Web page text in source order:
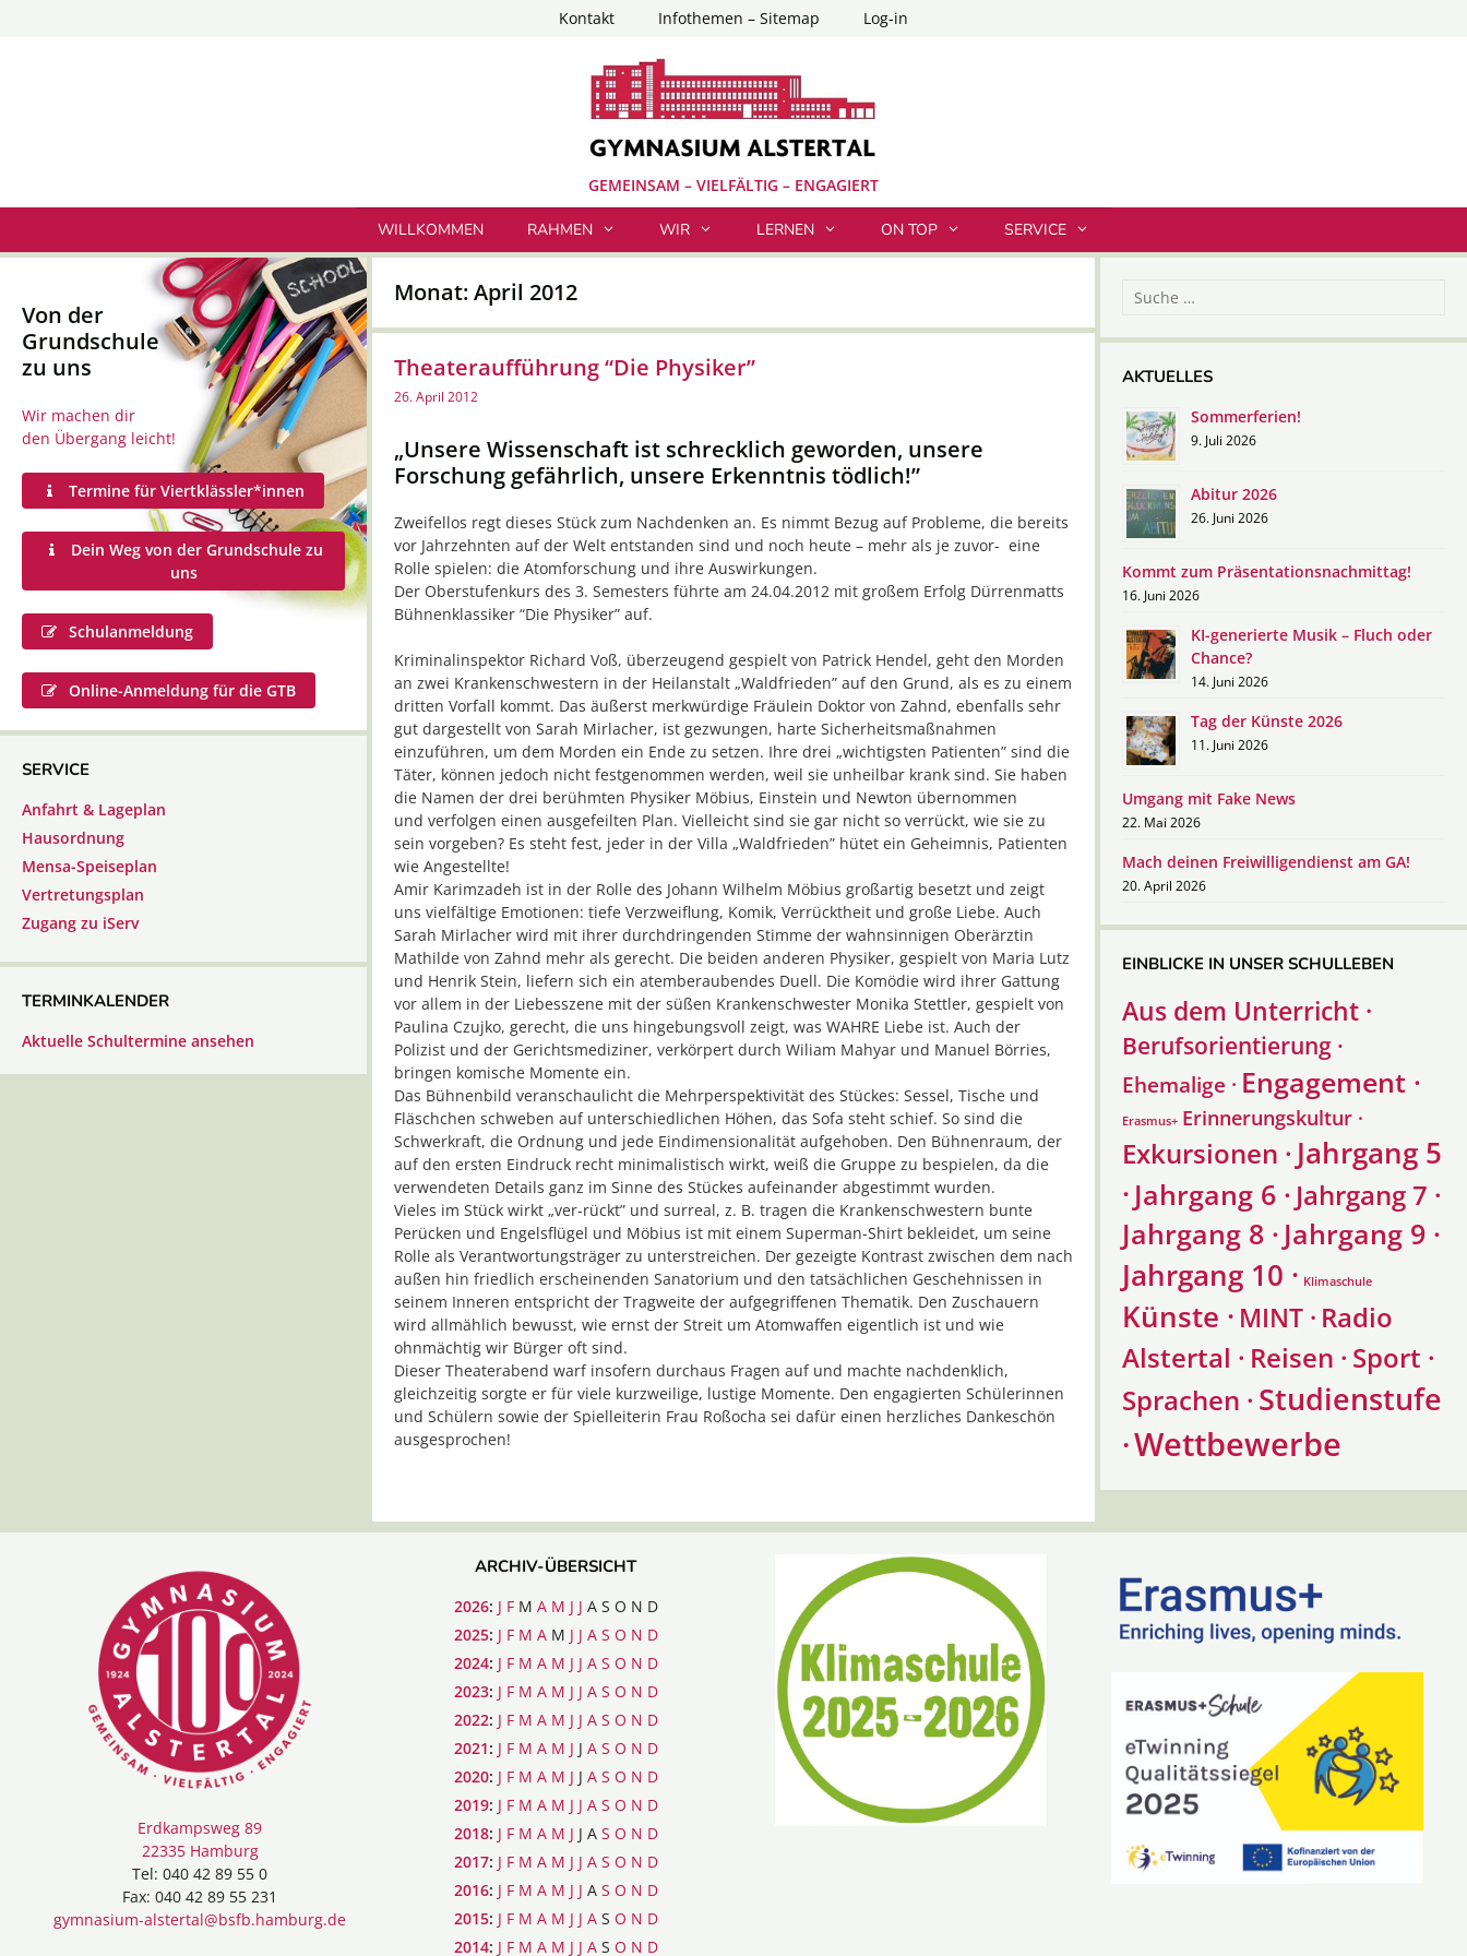
Kontakt Infothemen – Sitemap Log-in
GEMEINSAM – VIELFÄLTIG – ENGAGIERT
WILLKOMMEN RAHMEN WIR LERNEN ON TOP SERVICE
Monat:April 2012
Theateraufführung “Die Physiker”
26. April 2012
„Unsere Wissenschaft ist schrecklich geworden, unsere
Forschung gefährlich, unsere Erkenntnis tödlich!”
Zweifellos regt dieses Stück zum Nachdenken an. Es nimmt Bezug auf Probleme, die bereits
vor Jahrzehnten auf der Welt entstanden sind und noch heute – mehr als je zuvor- eine
Rolle spielen: die Atomforschung und ihre Auswirkungen.
Der Oberstufenkurs des 3. Semesters führte am 24.04.2012 mit großem Erfolg Dürrenmatts
Bühnenklassiker “Die Physiker” auf.
Kriminalinspektor Richard Voß, überzeugend gespielt von Patrick Hendel, geht den Morden
an zwei Krankenschwestern in der Heilanstalt „Waldfrieden” auf den Grund, als es zu einem
dritten Vorfall kommt. Das äußerst merkwürdige Fräulein Doktor von Zahnd, ebenfalls sehr
gut dargestellt von Sarah Mirlacher, ist gezwungen, harte Sicherheitsmaßnahmen
einzuführen, um dem Morden ein Ende zu setzen. Ihre drei „wichtigsten Patienten” sind die
Täter, können jedoch nicht festgenommen werden, weil sie unheilbar krank sind. Sie haben
die Namen der drei berühmten Physiker Möbius, Einstein und Newton übernommen
und verfolgen einen ausgefeilten Plan. Vielleicht sind sie gar nicht so verrückt, wie sie zu
sein vorgeben? Es steht fest, jeder in der Villa „Waldfrieden” hütet ein Geheimnis, Patienten
wie Angestellte!
Amir Karimzadeh ist in der Rolle des Johann Wilhelm Möbius großartig besetzt und zeigt
uns vielfältige Emotionen: tiefe Verzweiflung, Komik, Verrücktheit und große Liebe. Auch
Sarah Mirlacher wird mit ihrer durchdringenden Stimme der wahnsinnigen Oberärztin
Mathilde von Zahnd mehr als gerecht. Die beiden anderen Physiker, gespielt von Maria Lutz
und Henrik Stein, liefern sich ein atemberaubendes Duell. Die Komödie wird ihrer Gattung
vor allem in der Liebesszene mit der süßen Krankenschwester Monika Stettler, gespielt von
Paulina Czujko, gerecht, die uns hingebungsvoll zeigt, was WAHRE Liebe ist. Auch der
Polizist und der Gerichtsmediziner, verkörpert durch Wiliam Mahyar und Manuel Börries,
bringen komische Momente ein.
Das Bühnenbild veranschaulicht die Mehrperspektivität des Stückes: Sessel, Tische und
Fläschchen schweben auf unterschiedlichen Höhen, das Sofa steht schief. So sind die
Schwerkraft, die Ordnung und jede Eindimensionalität aufgehoben. Den Bühnenraum, der
auf den ersten Eindruck recht minimalistisch wirkt, weiß die Gruppe zu bespielen, da die
verwendeten Details ganz im Sinne des Stückes aufeinander abgestimmt wurden.
Vieles im Stück wirkt „ver-rückt” und surreal, z. B. tragen die Krankenschwestern bunte
Perücken und Engelsflügel und Möbius ist mit einem Superman-Shirt bekleidet, um seine
Rolle als Verantwortungsträger zu unterstreichen. Der gezeigte Kontrast zwischen dem nach
außen hin friedlich erscheinenden Sanatorium und den tatsächlichen Geschehnissen in
seinem Inneren entspricht der Tragweite der aufgegriffenen Thematik. Den Zuschauern
wird allmählich bewusst, wie ernst der Streit um Atomwaffen eigentlich ist und wie
ohnmächtig wir Bürger oft sind.
Dieser Theaterabend warf insofern durchaus Fragen auf und machte nachdenklich,
gleichzeitig sorgte er für viele kurzweilige, lustige Momente. Den engagierten Schülerinnen
und Schülern sowie der Spielleiterin Frau Roßocha sei dafür einen herzliches Dankeschön
ausgesprochen!
Von der
Grundschule
zu uns
Wir machen dir
den Übergang leicht!
Termine für Viertklässler*innen
Dein Weg von der Grundschule zu
uns
Schulanmeldung
Online-Anmeldung für die GTB
SERVICE
Anfahrt & Lageplan
Hausordnung
Mensa-Speiseplan
Vertretungsplan
Zugang zu iServ
TERMINKALENDER
Aktuelle Schultermine ansehen
Suche
AKTUELLES
Sommerferien!
9. Juli 2026
Abitur 2026
26. Juni 2026
Kommt zum Präsentationsnachmittag!
16. Juni 2026
KI-generierte Musik – Fluch oder
Chance?
14. Juni 2026
Tag der Künste 2026
11. Juni 2026
Umgang mit Fake News
22. Mai 2026
Mach deinen Freiwilligendienst am GA!
20. April 2026
EINBLICKE IN UNSER SCHULLEBEN
Aus dem Unterricht ·
Berufsorientierung ·
Ehemalige · Engagement ·
Erasmus+ Erinnerungskultur ·
Exkursionen · Jahrgang 5
· Jahrgang 6 · Jahrgang 7 ·
Jahrgang 8 · Jahrgang 9 ·
Jahrgang 10 · Klimaschule
Künste · MINT · Radio
Alstertal · Reisen · Sport ·
Sprachen · Studienstufe
·Wettbewerbe
Erdkampsweg 89
22335 Hamburg
Tel: 040 42 89 55 0
Fax: 040 42 89 55 231
gymnasium-alstertal@bsfb.hamburg.de
ARCHIV-ÜBERSICHT
2026: J F M A M J J A S O N D
2025: J F M A M J J A S O N D
2024: J F M A M J J A S O N D
2023: J F M A M J J A S O N D
2022: J F M A M J J A S O N D
2021: J F M A M J J A S O N D
2020: J F M A M J J A S O N D
2019: J F M A M J J A S O N D
2018: J F M A M J J A S O N D
2017: J F M A M J J A S O N D
2016: J F M A M J J A S O N D
2015: J F M A M J J A S O N D
2014: J F M A M J J A S O N D